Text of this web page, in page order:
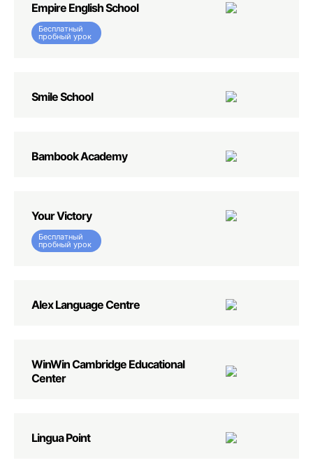
Empire English School
Бесплатный
пробный урок
Smile School
Bambook Academy
Your Victory
Бесплатный
пробный урок
Alex Language Centre
WinWin Cambridge Educational
Center
Lingua Point